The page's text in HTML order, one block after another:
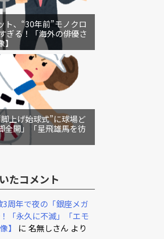
ト、“30年前”モノクロ
ぎる！「海外の俳優さ
上げ始球式”に球場ど
全開」「星飛雄馬を彷
たコメント
周年で夜の「銀座メガ
「永久に不滅」「エモ
】
に 名無しさん より